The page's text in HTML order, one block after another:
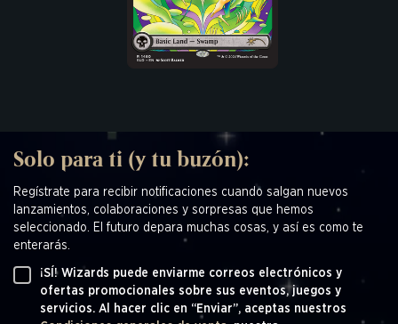
Solo para ti (y tu buzón):
Regístrate para recibir notificaciones cuando salgan nuevos
lanzamientos, colaboraciones y sorpresas que hemos
seleccionado. El futuro depara muchas cosas, y así es como te
enterarás.
¡SÍ! Wizards puede enviarme correos electrónicos y
ofertas promocionales sobre sus eventos, juegos y
servicios. Al hacer clic en “Enviar”, aceptas nuestros